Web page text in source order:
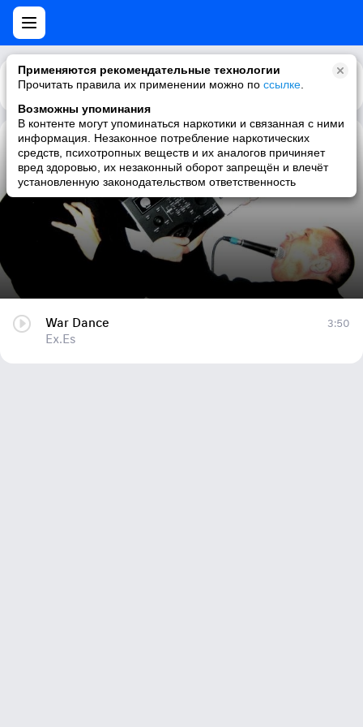
Применяются рекомендательные технологии
Прочитать правила их применении можно по ссылке
Возможны упоминания
В контенте могут упоминаться наркотики и связанная с ними
информация. Незаконное потребление наркотических
средств, психотропных веществ и их аналогов причиняет
вред здоровью, их незаконный оборот запрещён и влечёт
установленную законодательством ответственность
Каталог Рекомендации
War Dance
Ex.Es
War Dance
Ex.Es
3:50